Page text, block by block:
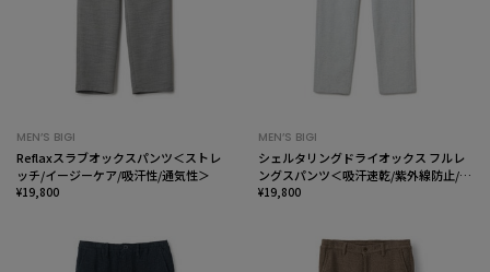
MEN’S BIGI
Reflaxスラブオックスパンツ＜ストレ
ッチ/イージーケア/吸汗性/通気性＞
¥19,800
MEN’S BIGI
シェルタリングドライオックス フルレ
ングスパンツ＜吸汗速乾/紫外線防止/接
触冷感/ストレッチ＞
¥19,800